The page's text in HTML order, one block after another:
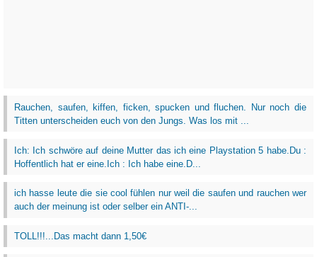
Rauchen, saufen, kiffen, ficken, spucken und fluchen. Nur noch die
Titten unterscheiden euch von den Jungs. Was los mit ...
Ich: Ich schwöre auf deine Mutter das ich eine Playstation 5 habe.Du :
Hoffentlich hat er eine.Ich : Ich habe eine.D...
ich hasse leute die sie cool fühlen nur weil die saufen und rauchen wer
auch der meinung ist oder selber ein ANTI-...
TOLL!!!...Das macht dann 1,50€